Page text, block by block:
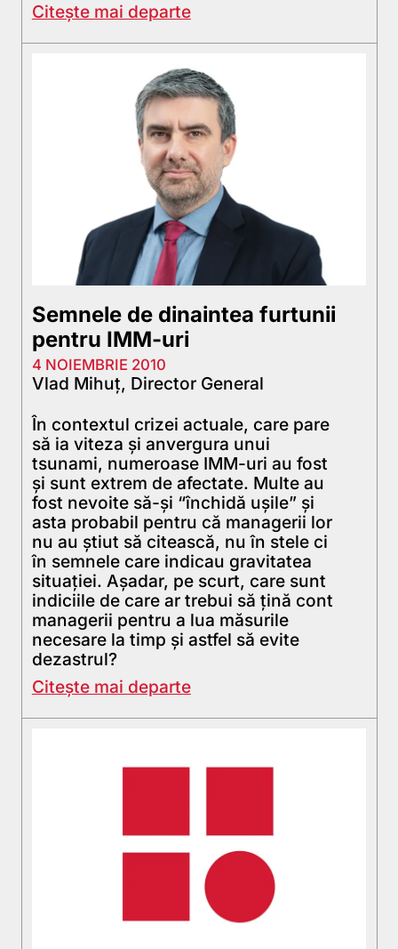
Citește mai departe
Semnele de dinaintea furtunii
pentru IMM-uri
4 NOIEMBRIE 2010
Vlad Mihuț, Director General
În contextul crizei actuale, care pare
să ia viteza şi anvergura unui
tsunami, numeroase IMM-uri au fost
şi sunt extrem de afectate. Multe au
fost nevoite să-şi “închidă uşile” şi
asta probabil pentru că managerii lor
nu au ştiut să citească, nu în stele ci
în semnele care indicau gravitatea
situaţiei. Aşadar, pe scurt, care sunt
indiciile de care ar trebui să ţină cont
managerii pentru a lua măsurile
necesare la timp şi astfel să evite
dezastrul?
Citește mai departe